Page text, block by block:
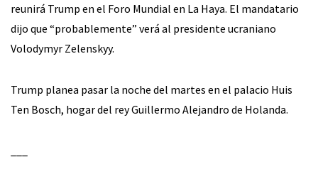
reunirá Trump en el Foro Mundial en La Haya. El mandatario
dijo que “probablemente” verá al presidente ucraniano
Volodymyr Zelenskyy.
Trump planea pasar la noche del martes en el palacio Huis
Ten Bosch, hogar del rey Guillermo Alejandro de Holanda.